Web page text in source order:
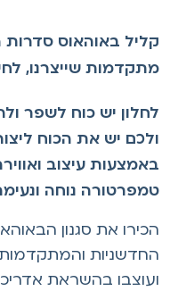
באוהאוס סדרות
שייצרנו,
יש כוח לשפר
יש את הכוח
עיצוב
נוחה ונעימה
את סגנון
והמתקדמות
בהשראת